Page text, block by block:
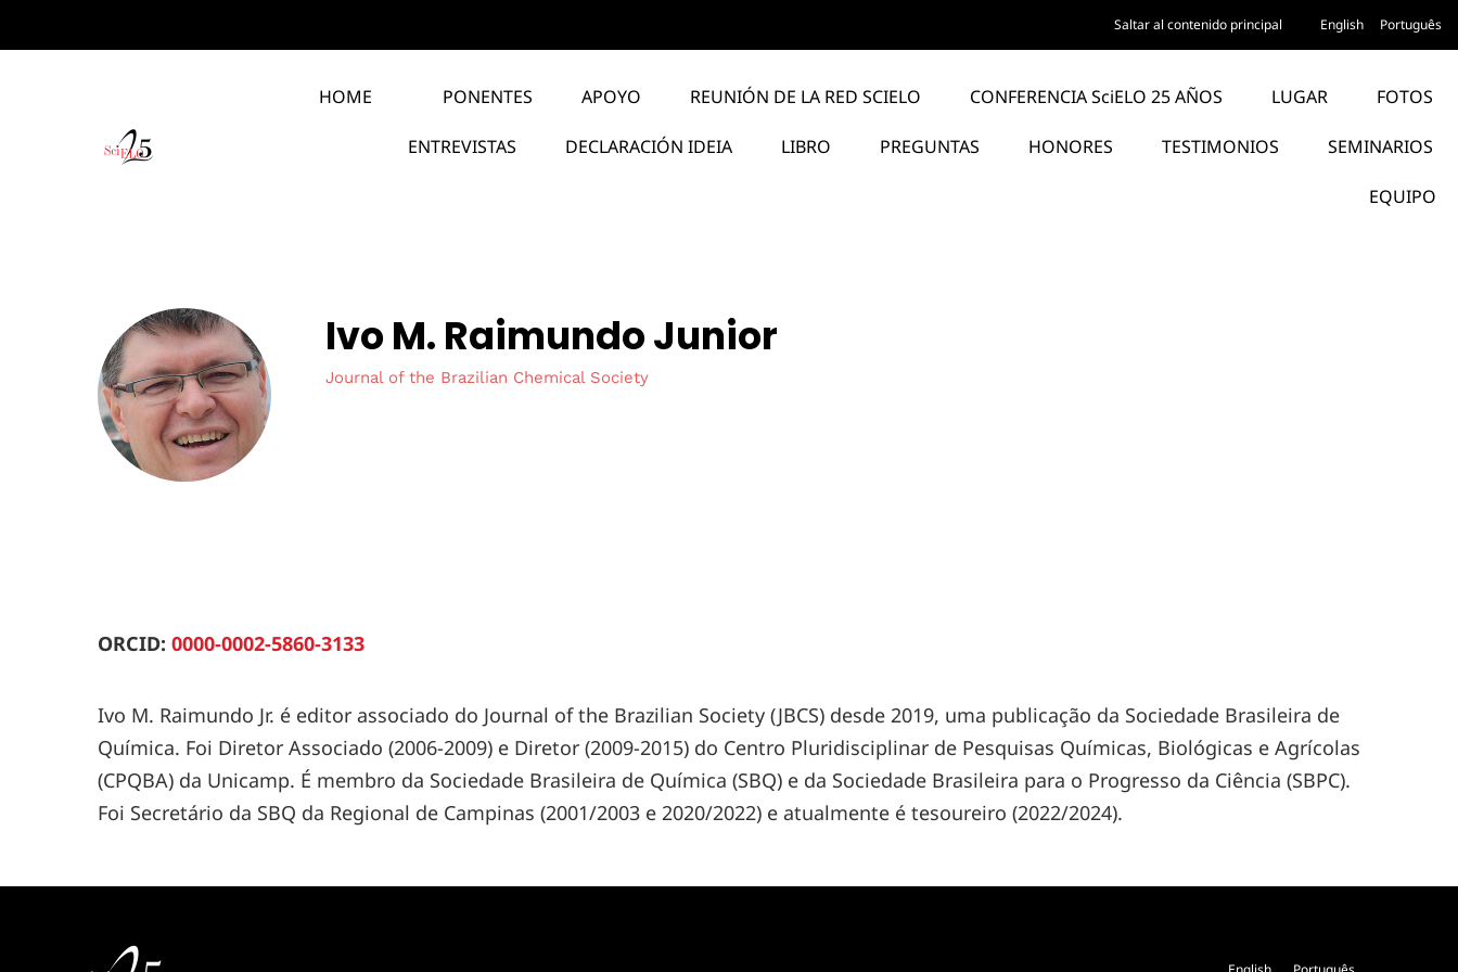
Saltar al contenido principal English Português
HOME PONENTES APOYO REUNIÓN DE LA RED SCIELO CONFERENCIA SciELO 25 AÑOS LUGAR FOTOS
ENTREVISTAS DECLARACIÓN IDEIA LIBRO PREGUNTAS HONORES TESTIMONIOS SEMINARIOS
EQUIPO
Ivo M. Raimundo Junior
Journal of the Brazilian Chemical Society
ORCID: 0000-0002-5860-3133
Ivo M. Raimundo Jr. é editor associado do Journal of the Brazilian Society (JBCS) desde 2019, uma publicação da Sociedade Brasileira de
Química. Foi Diretor Associado (2006-2009) e Diretor (2009-2015) do Centro Pluridisciplinar de Pesquisas Químicas, Biológicas e Agrícolas
(CPQBA) da Unicamp. É membro da Sociedade Brasileira de Química (SBQ) e da Sociedade Brasileira para o Progresso da Ciência (SBPC).
Foi Secretário da SBQ da Regional de Campinas (2001/2003 e 2020/2022) e atualmente é tesoureiro (2022/2024).